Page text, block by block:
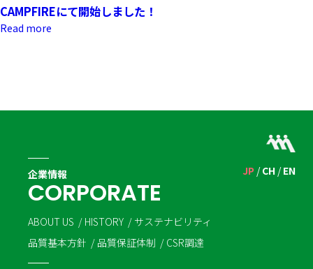
CAMPFIREにて開始しました！
Read more
JP CH EN
企業情報
CORPORATE
ABOUT US HISTORY
サステナビリティ
品質基本方針
品質保証体制 CSR調達